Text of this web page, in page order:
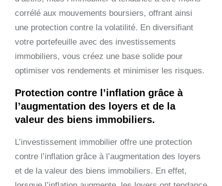
corrélé aux mouvements boursiers, offrant ainsi
une protection contre la volatilité. En diversifiant
votre portefeuille avec des investissements
immobiliers, vous créez une base solide pour
optimiser vos rendements et minimiser les risques.
Protection contre l’inflation grâce à
l’augmentation des loyers et de la
valeur des biens immobiliers.
L’investissement immobilier offre une protection
contre l’inflation grâce à l’augmentation des loyers
et de la valeur des biens immobiliers. En effet,